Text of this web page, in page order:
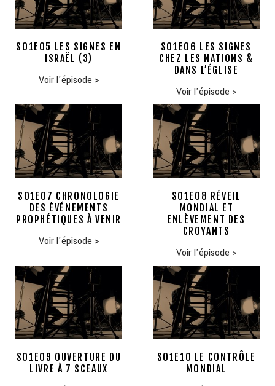
S01E05 LES SIGNES EN
ISRAËL (3)
Voir l'épisode >
S01E06 LES SIGNES
CHEZ LES NATIONS &
DANS L’ÉGLISE
Voir l'épisode >
S01E07 CHRONOLOGIE
DES ÉVÉNEMENTS
PROPHÉTIQUES À VENIR
Voir l'épisode >
S01E08 RÉVEIL
MONDIAL ET
ENLÈVEMENT DES
CROYANTS
Voir l'épisode >
S01E09 OUVERTURE DU
LIVRE À 7 SCEAUX
S01E10 LE CONTRÔLE
MONDIAL